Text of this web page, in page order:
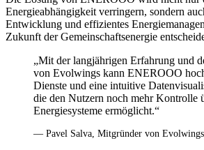
Energieabhängigkeit verringern, sondern
Entwicklung und effizientes
Zukunft der Gemeinschaftsenergie
„Mit der langjährigen Erfahrung und
von Evolwings kann ENEROOO
Dienste und eine intuitive
die den Nutzern noch mehr Kontrolle
Energiesysteme ermöglicht.“
— Pavel Salva, Mitgründer von Evolwings